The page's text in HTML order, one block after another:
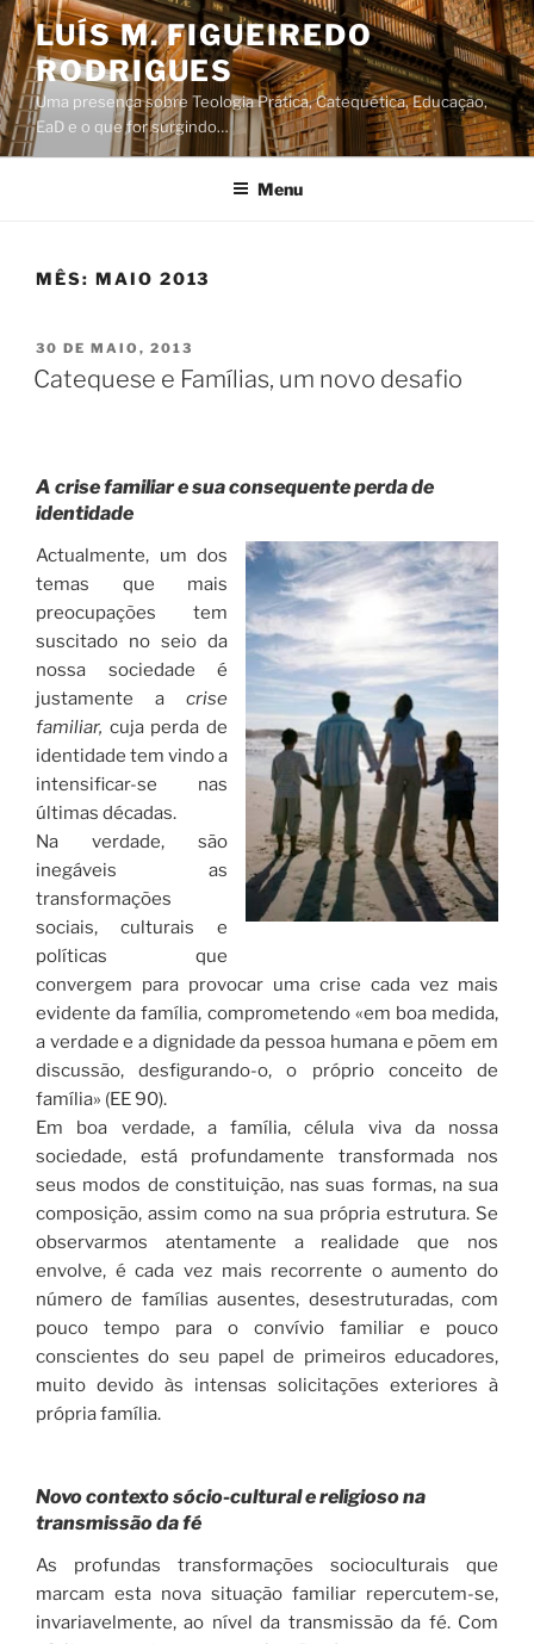
Saltar
para
o
conteúdo
LUÍS M. FIGUEIREDO
RODRIGUES
Uma presença sobre Teologia Prática, Catequética, Educação,
EaD e o que for surgindo…
Menu
MÊS: MAIO 2013
PUBLICADO
EM
30 DE MAIO, 2013
Catequese e Famílias, um novo desafio
A crise familiar e sua consequente perda de
identidade
Actualmente, um dos
temas que mais
preocupações tem
suscitado no seio da
nossa sociedade é
justamente a crise
familiar, cuja perda de
identidade tem vindo a
intensificar-se nas
últimas décadas.
Na verdade, são
inegáveis as
transformações
sociais, culturais e
políticas que
convergem para provocar uma crise cada vez mais
evidente da família, comprometendo «em boa medida,
a verdade e a dignidade da pessoa humana e põem em
discussão, desfigurando-o, o próprio conceito de
família» (EE 90).
Em boa verdade, a família, célula viva da nossa
sociedade, está profundamente transformada nos
seus modos de constituição, nas suas formas, na sua
composição, assim como na sua própria estrutura. Se
observarmos atentamente a realidade que nos
envolve, é cada vez mais recorrente o aumento do
número de famílias ausentes, desestruturadas, com
pouco tempo para o convívio familiar e pouco
conscientes do seu papel de primeiros educadores,
muito devido às intensas solicitações exteriores à
própria família.
Novo contexto sócio-cultural e religioso na
transmissão da fé
As profundas transformações socioculturais que
marcam esta nova situação familiar repercutem-se,
invariavelmente, ao nível da transmissão da fé. Com